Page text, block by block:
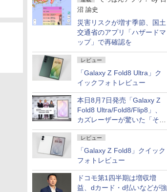
沼 諭史
災害リスクが増す季節、国土
交通省のアプリ「ハザードマ
ップ」で再確認を
レビュー
「Galaxy Z Fold8 Ultra」ク
イックフォトレビュー
本日8月7日発売「Galaxy Z
Fold8 Ultra/Fold8/Flip8」、
カズレーザーが驚いた「そば
屋のメニュー並みの薄さ」
レビュー
「Galaxy Z Fold8」クイック
フォトレビュー
ドコモ第1四半期は増収増
益、dカード・d払いなどが強